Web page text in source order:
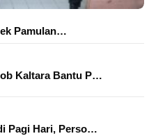
Pamulan…
Kaltara Bantu P…
Pagi Hari, Perso…